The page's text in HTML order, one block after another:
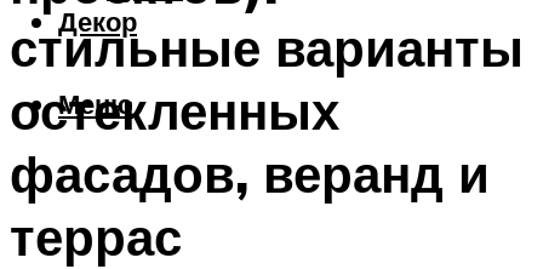
Декор
Меню
стильные варианты
остекленных
фасадов, веранд и
террас